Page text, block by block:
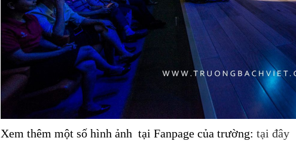
Xem thêm một số hình ảnh tại Fanpage của trường: tại đây